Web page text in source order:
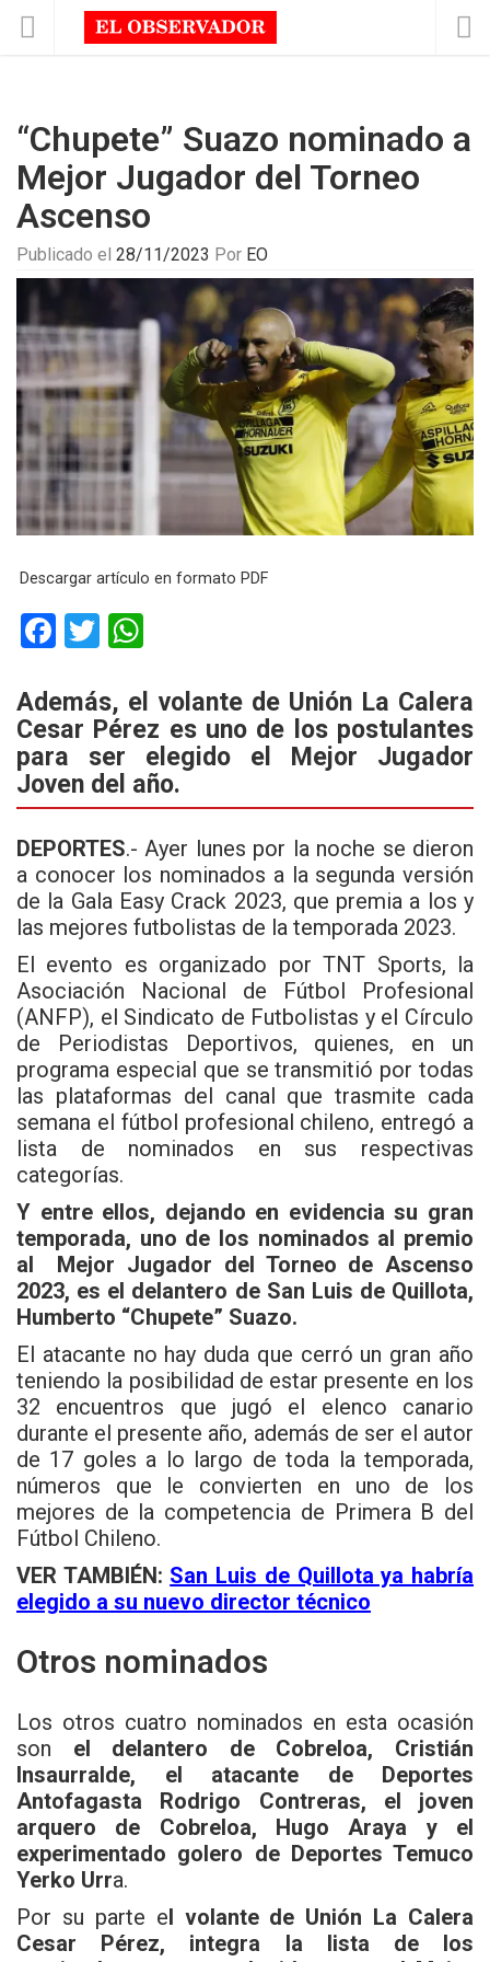
“Chupete” Suazo nominado a
Mejor Jugador del Torneo
Ascenso
Publicado el 28/11/2023 Por EO
Descargar artículo en formato PDF
F
ce
b
o
o
k
T
tt
er
at
s
A
p
p
Además, el volante de Unión La Calera
Cesar Pérez es uno de los postulantes
para ser elegido el Mejor Jugador
Joven del año.
DEPORTES.- Ayer lunes por la noche se dieron
a conocer los nominados a la segunda versión
de la Gala Easy Crack 2023, que premia a los y
las mejores futbolistas de la temporada 2023.
El evento es organizado porTNT Sports, la
Asociación Nacional de Fútbol Profesional
(ANFP), el Sindicato de Futbolistas y el Círculo
de Periodistas Deportivos, quienes, en un
programa especial que se transmitió por todas
las plataformas del canal que trasmite cada
semana el fútbol profesional chileno, entregó a
lista de nominados en sus respectivas
categorías.
Y entre ellos, dejando en evidencia su gran
temporada, uno de los nominados al premio
al Mejor Jugador del Torneo de Ascenso
2023, es el delantero de San Luis de Quillota,
Humberto “Chupete” Suazo.
El atacante no hay duda que cerró un gran año
teniendo la posibilidad de estar presente en los
32 encuentros que jugó el elenco canario
durante el presente año, además de ser el autor
de 17 goles a lo largo de toda la temporada,
números que le convierten en uno de los
mejores de la competencia de Primera B del
Fútbol Chileno.
VER TAMBIÉN: San Luis de Quillota ya habría
elegido a su nuevo director técnico
Otros nominados
Los otros cuatro nominados en esta ocasión
son el delantero de Cobreloa, Cristián
Insaurralde, el atacante de Deportes
Antofagasta Rodrigo Contreras, el joven
arquero de Cobreloa, Hugo Araya y el
experimentado golero de Deportes Temuco
Yerko Urra.
Por su parte el volante de Unión La Calera
Cesar Pérez, integra la lista de los